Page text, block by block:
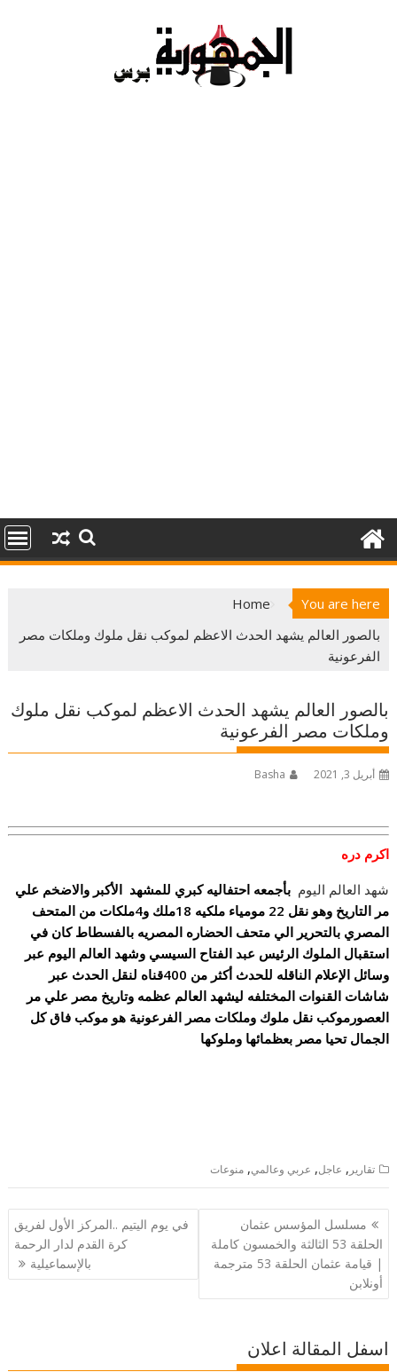
You are here
Home
بالصور العالم يشهد الحدث الاعظم لموكب نقل ملوك وملكات مصر
الفرعونية
بالصور العالم يشهد الحدث الاعظم لموكب نقل ملوك
وملكات مصر الفرعونية
أبريل 3, 2021 Basha
اكرم دره
شهد العالم اليوم بأجمعه احتفاليه كبري للمشهد الأكبر والاضخم علي
مر التاريخ وهو نقل 22 مومياء ملكيه 18ملك و4ملكات من المتحف
المصري بالتحرير الي متحف الحضاره المصريه بالفسطاط كان في
استقبال الملوك الرئيس عبد الفتاح السيسي وشهد العالم اليوم عبر
وسائل الإعلام الناقله للحدث أكثر من 400قناه لنقل الحدث عبر
شاشات القنوات المختلفه ليشهد العالم عظمه وتاريخ مصر علي مر
العصورموكب نقل ملوك وملكات مصر الفرعونية هو موكب فاق كل
الجمال تحيا مصر بعظمائها وملوكها
تقارير , عاجل, عربي وعالمي,منوعات
تصفّح
المقالات
مسلسل المؤسس عثمان
الحلقة 53 الثالثة والخمسون كاملة
| قيامة عثمان الحلقة 53 مترجمة
أونلابن
في يوم اليتيم ..المركز الأول لفريق
كرة القدم لدار الرحمة
بالإسماعيلية
اسفل المقالة اعلان